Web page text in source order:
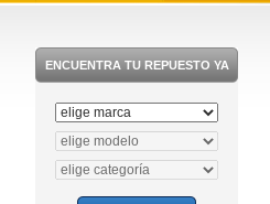
ENCUENTRA TU REPUESTO YA